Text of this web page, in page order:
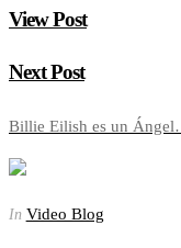
View Post
Next Post
Billie Eilish es un
In Video Blog